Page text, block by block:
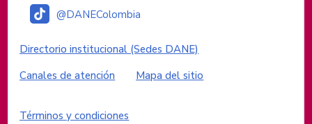
@DANEColombia
Enlaces institucionales
Directorio institucional (Sedes DANE)
Canales de atención
Mapa del sitio
Enlaces del sitio
Términos y condiciones